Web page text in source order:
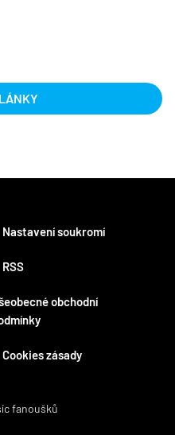
RSS
obchodní
Cookies zásady
Nastavení soukromí
fanoušků